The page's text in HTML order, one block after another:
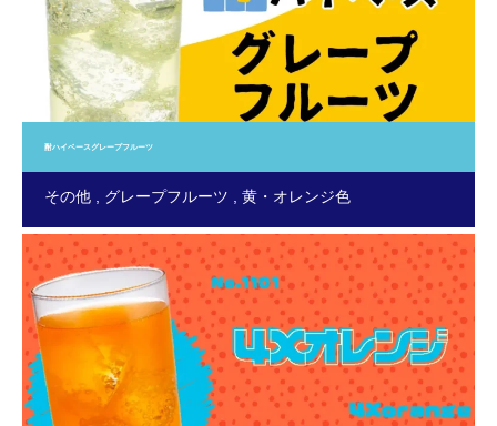
酎ハイベースグレープフルーツ
その他 グレープフルーツ 黄・オレンジ色